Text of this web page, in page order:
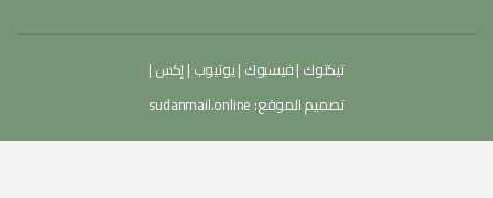
تيكتوك |فيسبوك |يوتيوب | إكس |
تصميم الموقع: sudanmail.online